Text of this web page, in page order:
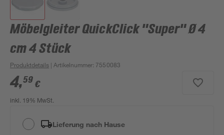
Möbelgleiter QuickClick "Super" Ø 4
cm 4 Stück
Produktdetails | Artikelnummer: 7550083
4,59 €
inkl. 19% MwSt.
Lieferung nach Hause